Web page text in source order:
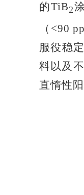
的TiB2
（<90
服役稳
料以及
直惰性